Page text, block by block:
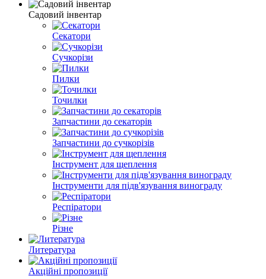
Садовий інвентар
Секатори
Сучкорізи
Пилки
Точилки
Запчастини до секаторів
Запчастини до сучкорізів
Інструмент для щеплення
Інструменти для підв'язування винограду
Респіратори
Різне
Литература
Акційні пропозиції